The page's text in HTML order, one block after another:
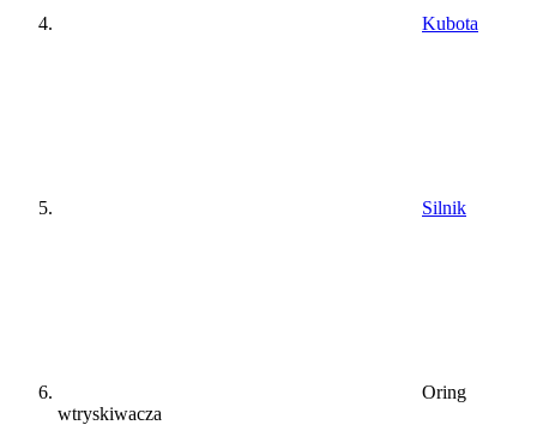
Kubota
Silnik
Oring
wtryskiwacza